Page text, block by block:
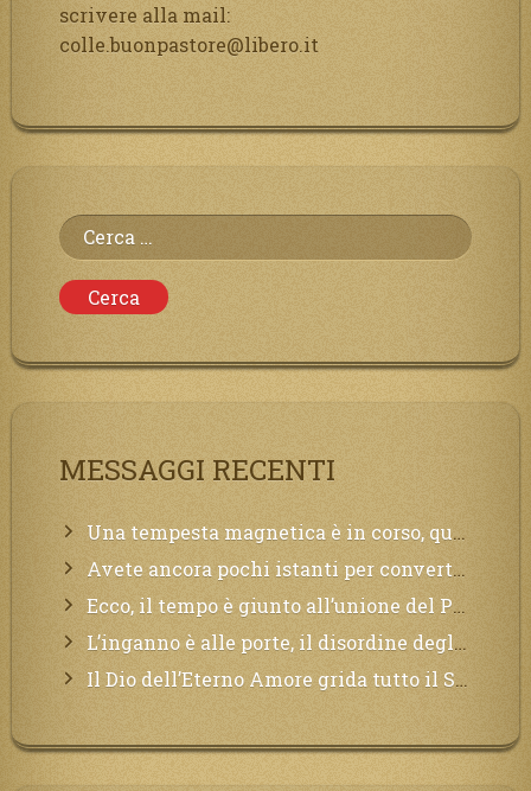
scrivere alla mail:
colle.buonpastore@libero.it
Ricerca
per:
MESSAGGI RECENTI
Una tempesta magnetica è in corso, questa generazione patirà. Il black out non tarderà ad arrivare e tutta la Terra sarà oscurata.
Avete ancora pochi istanti per convertirvi, non perdete tempo, la sciagura arriverà all’improvviso e per chi non si sarà preparato saranno dolori.
Ecco, il tempo è giunto all’unione del Padre con il figlio, non avete che da attendere pochissimo.
L’inganno è alle porte, il disordine degli ordinati urlerà perdono, ma sarà troppo tardi, il tradimento è stato grande!
Il Dio dell’Eterno Amore grida tutto il Suo bene per i Suoi,richiama a Sé i lontani, affinché si pentano e tornino a Lui: